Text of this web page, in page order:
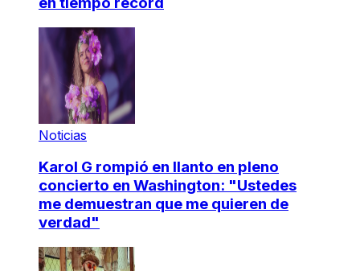
Noticias
Karol G rompió en llanto en pleno
concierto en Washington: "Ustedes
me demuestran que me quieren de
verdad"